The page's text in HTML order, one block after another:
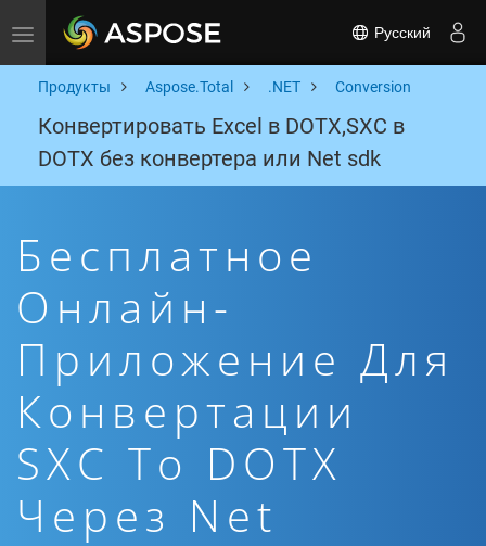
Toggle navigation Русский
Продукты Aspose.Total .NET Conversion
Конвертировать Excel в DOTX,SXC в
DOTX без конвертера или Net sdk
Бесплатное
Онлайн-
Приложение Для
Конвертации
SXC To DOTX
Через Net